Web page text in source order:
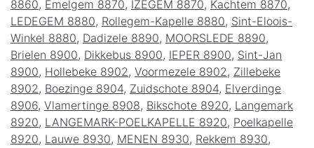
8860, Emelgem 8870, IZEGEM 8870, Kachtem 8870,
LEDEGEM 8880, Rollegem-Kapelle 8880, Sint-Eloois-
Winkel 8880, Dadizele 8890, MOORSLEDE 8890,
Brielen 8900, Dikkebus 8900, IEPER 8900, Sint-Jan
8900, Hollebeke 8902 , Voormezele 8902 , Zillebeke
8902 , Boezinge 8904, Zuidschote 8904, Elverdinge
8906, Vlamertinge 8908, Bikschote 8920, Langemark
8920, LANGEMARK-POELKAPELLE 8920, Poelkapelle
8920, Lauwe 8930, MENEN 8930, Rekkem 8930,